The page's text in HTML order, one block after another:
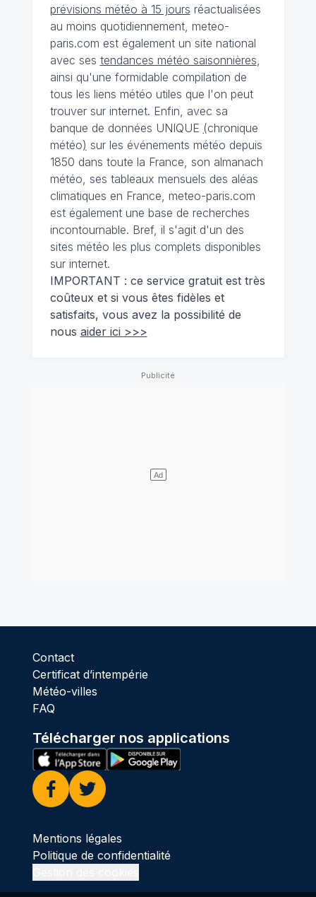
prévisions météo à 15 jours réactualisées
au moins quotidiennement, meteo-
paris.com est également un site national
avec ses tendances météo saisonnières
ainsi qu'une formidable compilation de
tous les liens météo utiles que l'on peut
trouver sur internet. Enfin, avec sa
banque de données UNIQUE (chronique
météo) sur les événements météo depuis
1850 dans toute la France, son almanach
météo, ses tableaux mensuels des aléas
climatiques en France, meteo-paris.com
est également une base de recherches
incontournable. Bref, il s'agit d'un des
sites météo les plus complets disponibles
sur internet.
IMPORTANT : ce service gratuit est très
coûteux et si vous êtes fidèles et
satisfaits, vous avez la possibilité de
nous aider ici >>>
Contact
Certificat d’intempérie
Météo-villes
FAQ
Télécharger nos applications
Facebook
Twitter
Mentions légales
Politique de confidentialité